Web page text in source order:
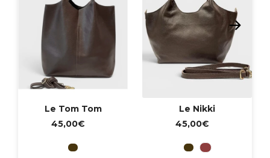
Le Tom Tom
45,00€
Chocolate
Le Nikki
45,00€
Chocolate
Granate